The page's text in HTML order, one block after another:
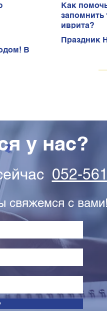
Как
запомнить
иврита?
В
Праздник
у нас?
052-
свяжемся с вами!